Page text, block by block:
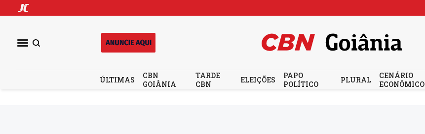
ÚLTIMAS
CBN
GOIÂNIA
TARDE
CBN
ELEIÇÕES
PAPO
POLÍTICO
PLURAL
CENÁRIO
ECONÔMICO